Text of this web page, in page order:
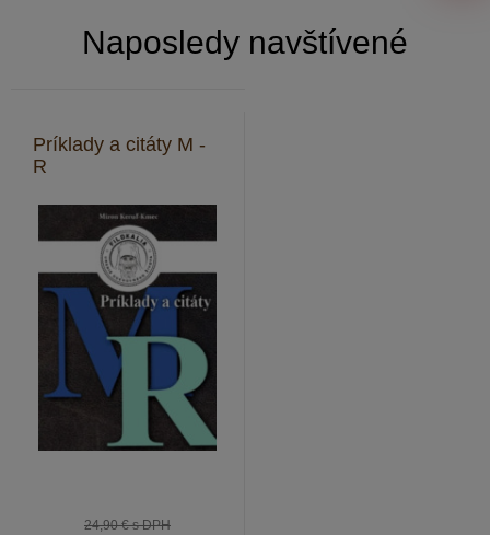
Naposledy navštívené
Príklady a citáty M -
R
24,90 €s DPH